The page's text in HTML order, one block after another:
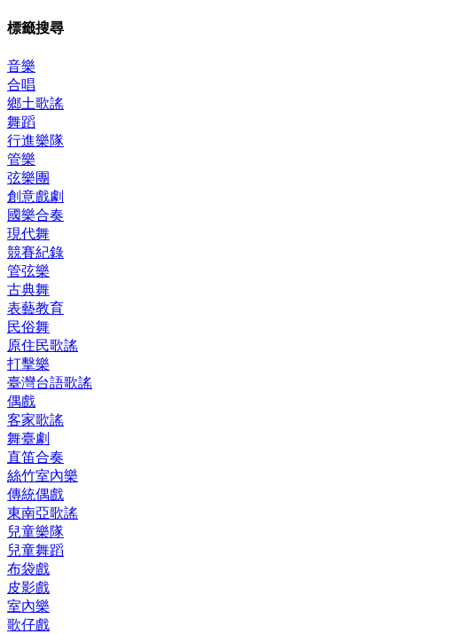
標籤搜尋
音樂
合唱
鄉土歌謠
舞蹈
行進樂隊
管樂
弦樂團
創意戲劇
國樂合奏
現代舞
競賽紀錄
管弦樂
古典舞
表藝教育
民俗舞
原住民歌謠
打擊樂
臺灣台語歌謠
偶戲
客家歌謠
舞臺劇
直笛合奏
絲竹室內樂
傳統偶戲
東南亞歌謠
兒童樂隊
兒童舞蹈
布袋戲
皮影戲
室內樂
歌仔戲